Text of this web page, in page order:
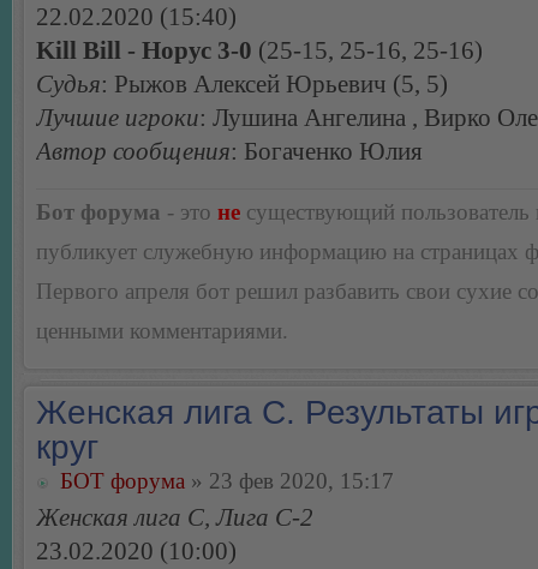
22.02.2020 (15:40)
Kill Bill - Норус 3-0 (25-15, 25-16, 25-16)
Судья: Рыжов Алексей Юрьевич (5, 5)
Лучшие игроки: Лушина Ангелина , Вирко
Автор сообщения: Богаченко Юлия
Бот форума - это не существующий пользователь
публикует служебную информацию на страницах
Первого апреля бот решил разбавить свои сухие
ценными комментариями.
Женская лига С. Результаты
круг
БОТ форума » 23 фев 2020, 15:17
Женская лига С, Лига С-2
23.02.2020 (10:00)